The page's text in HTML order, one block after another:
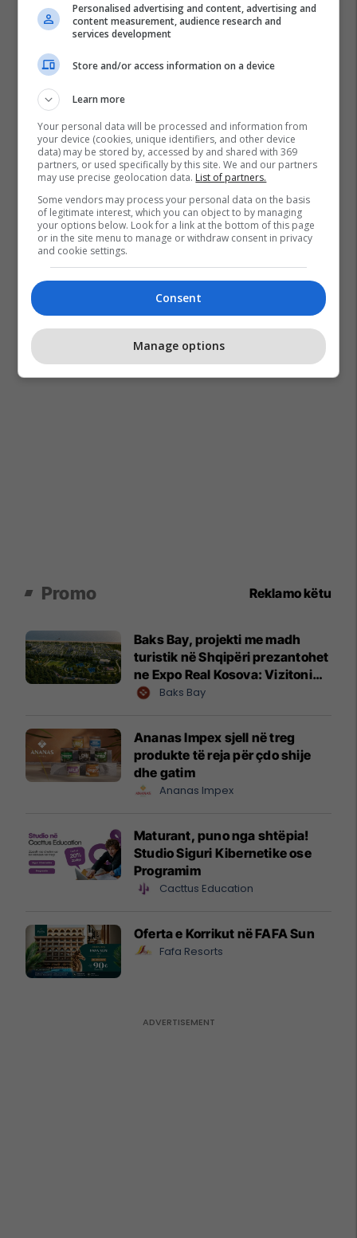
Jorge Luis Borges
Promo Reklamo këtu
Baks Bay, projekti me madh
turistik në Shqipëri prezantohet
ne Expo Real Kosova: Vizitoni
shtandin dhe zbuloni
Baks Bay
Ananas Impex sjell në treg
produkte të reja për çdo shije
dhe gatim
Ananas Impex
Maturant, puno nga shtëpia!
Studio Siguri Kibernetike ose
Programim
Cacttus Education
Oferta e Korrikut në FAFA Sun
Fafa Resorts
Personalised advertising and content, advertising and
content measurement, audience research and
services development
Store and/or access information on a device
Learn more
Your personal data will be processed and information from
your device (cookies, unique identifiers, and other device
data) may be stored by, accessed by and shared with 369
partners, or used specifically by this site. We and our partners
may use precise geolocation data. List of partners.
Some vendors may process your personal data on the basis
of legitimate interest, which you can object to by managing
your options below. Look for a link at the bottom of this page
or in the site menu to manage or withdraw consent in privacy
and cookie settings.
Consent
Manage options